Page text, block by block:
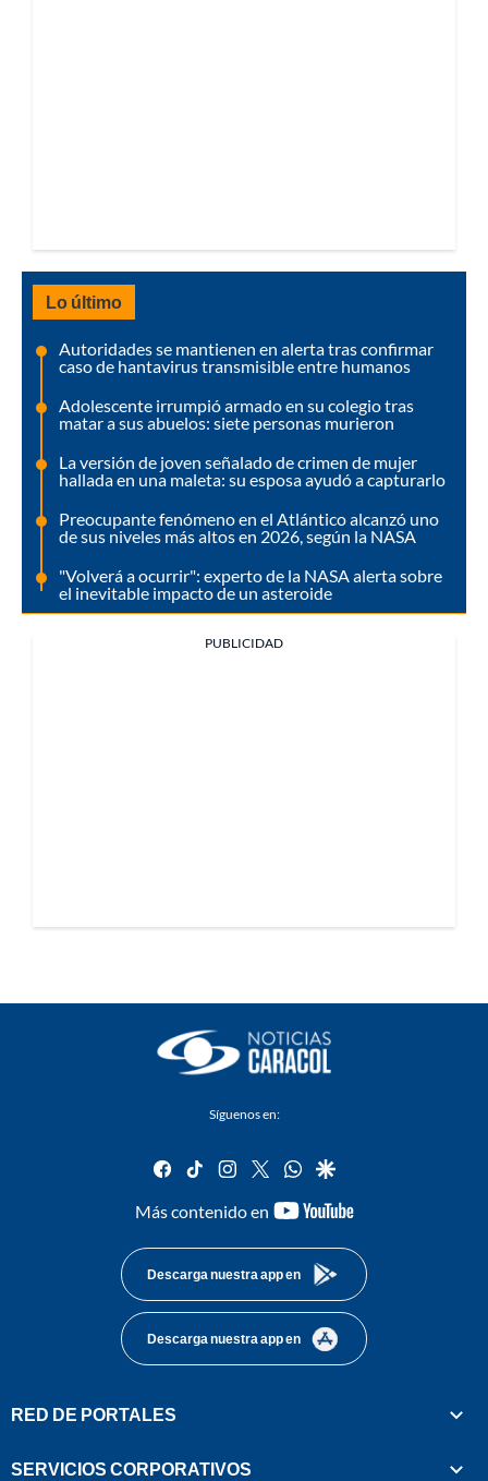
Lo último
Autoridades se mantienen en alerta tras confirmar
caso de hantavirus transmisible entre humanos
Adolescente irrumpió armado en su colegio tras
matar a sus abuelos: siete personas murieron
La versión de joven señalado de crimen de mujer
hallada en una maleta: su esposa ayudó a capturarlo
Preocupante fenómeno en el Atlántico alcanzó uno
de sus niveles más altos en 2026, según la NASA
"Volverá a ocurrir": experto de la NASA alerta sobre
el inevitable impacto de un asteroide
PUBLICIDAD
Síguenos en:
facebook
tiktok instagram
twitterwhatsapp
google
Más contenido en
youtube-
Descarga nuestra app en
Descarga nuestra app en
RED DE PORTALES
SERVICIOS CORPORATIVOS